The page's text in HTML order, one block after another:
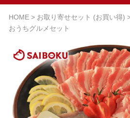
HOME お取り寄せセット (お買い得)
おうちグルメセット